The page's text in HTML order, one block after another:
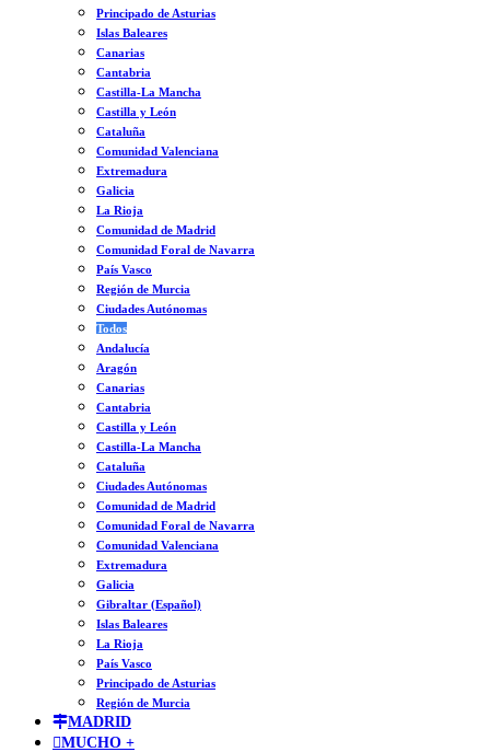
Principado de Asturias
Islas Baleares
Canarias
Cantabria
Castilla-La Mancha
Castilla y León
Cataluña
Comunidad Valenciana
Extremadura
Galicia
La Rioja
Comunidad de Madrid
Comunidad Foral de Navarra
País Vasco
Región de Murcia
Ciudades Autónomas
Todos
Andalucía
Aragón
Canarias
Cantabria
Castilla y León
Castilla-La Mancha
Cataluña
Ciudades Autónomas
Comunidad de Madrid
Comunidad Foral de Navarra
Comunidad Valenciana
Extremadura
Galicia
Gibraltar (Español)
Islas Baleares
La Rioja
País Vasco
Principado de Asturias
Región de Murcia
MADRID
MUCHO +